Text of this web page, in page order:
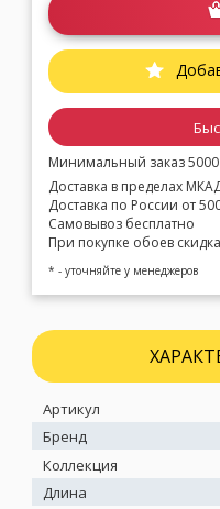
Минимальный заказ
Доставка в пределах
Доставка по России от
Самовывоз бесплатно
При покупке обоев
* - уточняйте у менеджеров
Артикул
Бренд
Коллекция
Длина